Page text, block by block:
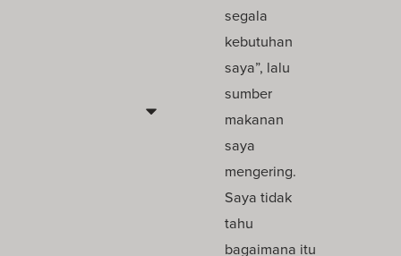
segala
kebutuhan
saya”, lalu
sumber
makanan
saya
mengering.
Saya tidak
tahu
bagaimana itu